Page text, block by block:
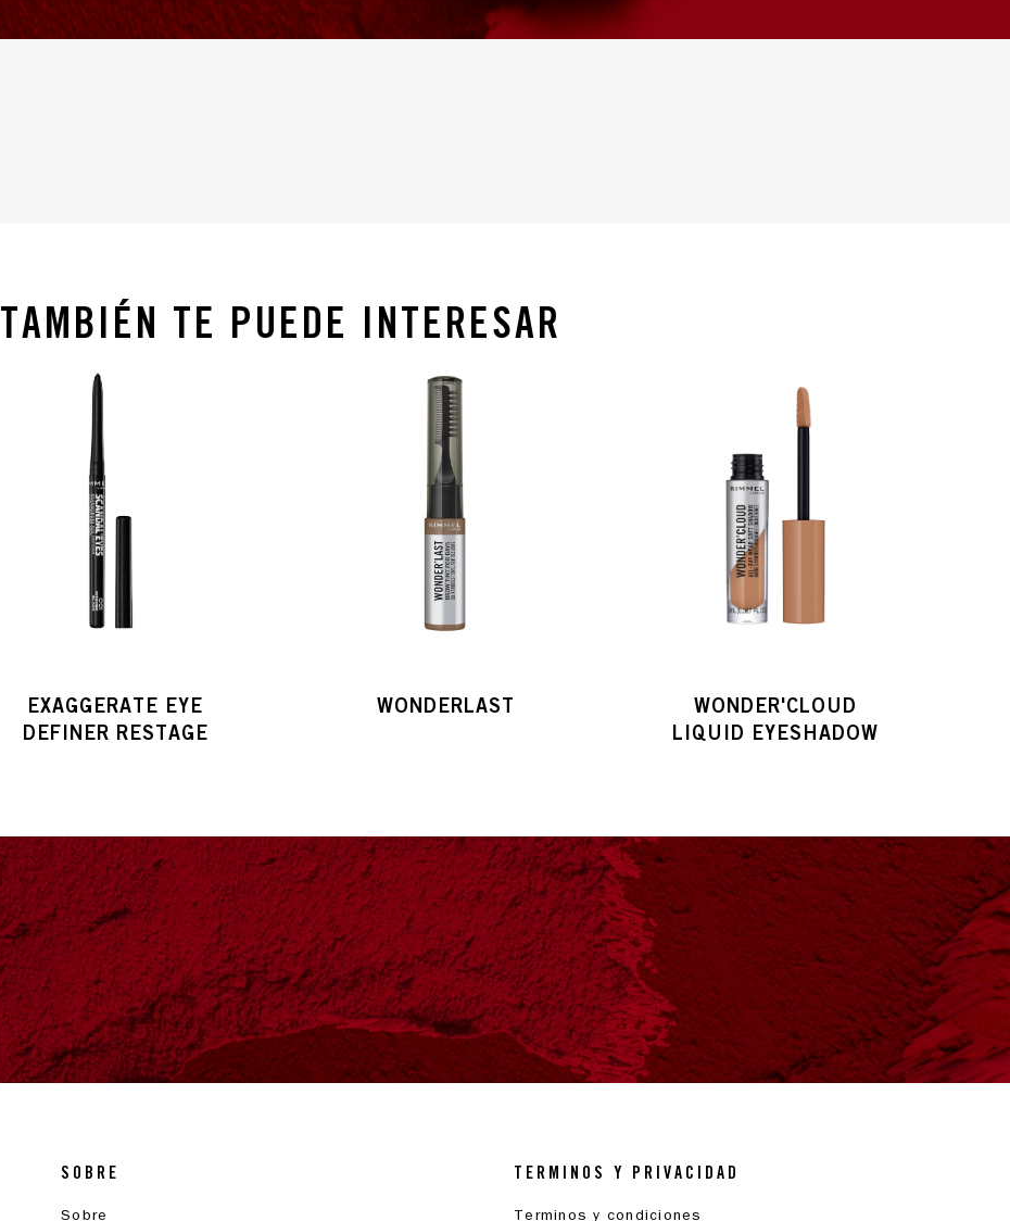
TAMBIÉN TE PUEDE INTERESAR
EXAGGERATE EYE
DEFINER RESTAGE
WONDERLAST
WONDER'CLOUD
LIQUID EYESHADOW
SOBRE
Sobre
TERMINOS Y PRIVACIDAD
Terminos y condiciones